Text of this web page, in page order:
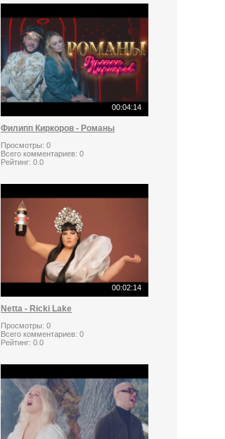
00:04:14
Филипп Киркоров - Романы
Просмотры:0
Всего комментариев:0
Рейтинг:0.0
00:02:14
Netta - Ricki Lake
Просмотры:0
Всего комментариев:0
Рейтинг:0.0